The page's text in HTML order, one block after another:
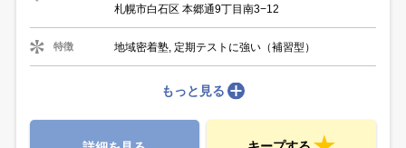
札幌市白石区 本郷通9丁目南3−12
特徴 地域密着塾, 定期テストに強い（補習型）
もっと見る